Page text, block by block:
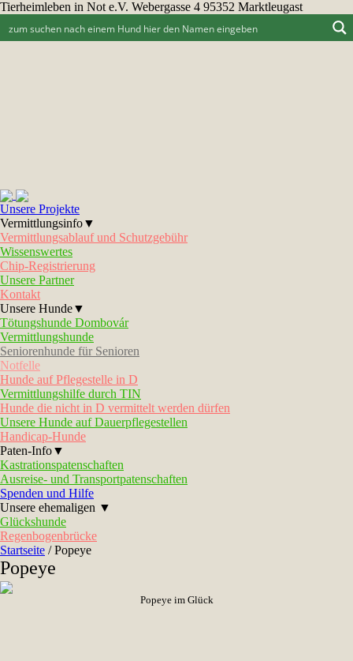
Tierheimleben in Not e.V. Webergasse 4 95352 Marktleugast
Unsere Projekte
Vermittlungsinfo▼
Vermittlungsablauf und Schutzgebühr
Wissenswertes
Chip-Registrierung
Unsere Partner
Kontakt
Unsere Hunde▼
Tötungshunde Dombovár
Vermittlungshunde
Seniorenhunde für Senioren
Notfelle
Hunde auf Pflegestelle in D
Vermittlungshilfe durch TIN
Hunde die nicht in D vermittelt werden dürfen
Unsere Hunde auf Dauerpflegestellen
Handicap-Hunde
Paten-Info▼
Kastrationspatenschaften
Ausreise- und Transportpatenschaften
Spenden und Hilfe
Unsere ehemaligen ▼
Glückshunde
Regenbogenbrücke
Startseite /Popeye
Popeye
Popeye im Glück